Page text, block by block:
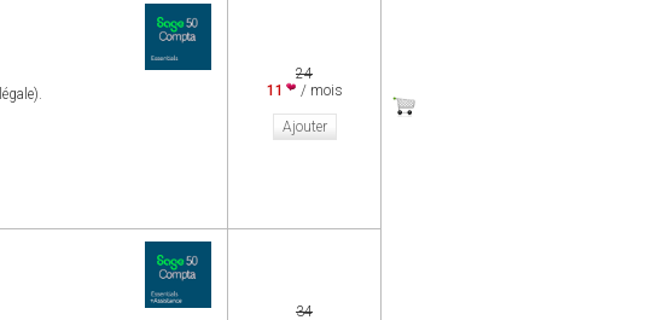
24
11
/ mois
Ajouter
34